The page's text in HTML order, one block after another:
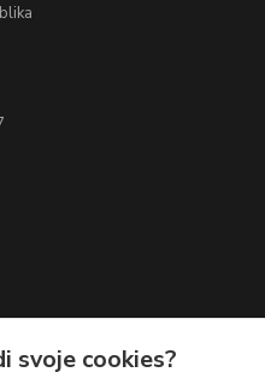
svoje cookies?